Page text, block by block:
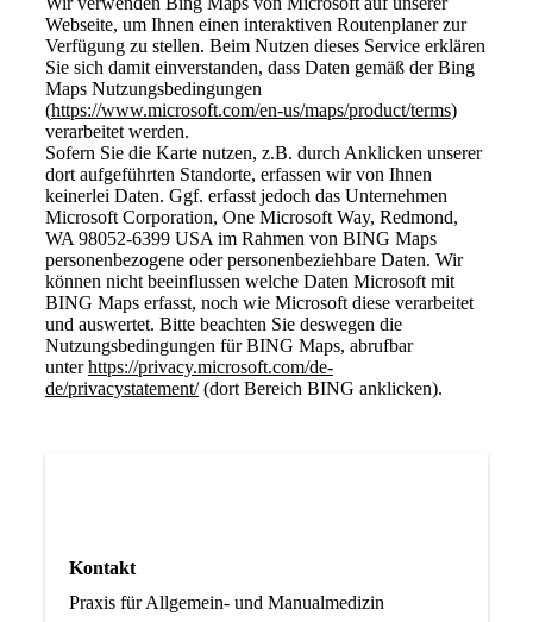
Webseite, um Ihnen einen interaktiven Routenplaner zur
Verfügung zu stellen. Beim Nutzen dieses Service erklären
Sie sich damit einverstanden, dass Daten gemäß der Bing
Maps Nutzungsbedingungen
(https://www.microsoft.com/en-us/maps/product/terms)
verarbeitet werden.
Sofern Sie die Karte nutzen, z.B. durch Anklicken unserer
dort aufgeführten Standorte, erfassen wir von Ihnen
keinerlei Daten. Ggf. erfasst jedoch das Unternehmen
Microsoft Corporation, One Microsoft Way, Redmond,
WA 98052-6399 USA im Rahmen von BING Maps
personenbezogene oder personenbeziehbare Daten. Wir
können nicht beeinflussen welche Daten Microsoft mit
BING Maps erfasst, noch wie Microsoft diese verarbeitet
und auswertet. Bitte beachten Sie deswegen die
Nutzungsbedingungen für BING Maps, abrufbar
unterhttps://privacy.microsoft.com/de-
de/privacystatement/(dort Bereich BING anklicken).
Kontakt
Praxis für Allgemein- und Manualmedizin